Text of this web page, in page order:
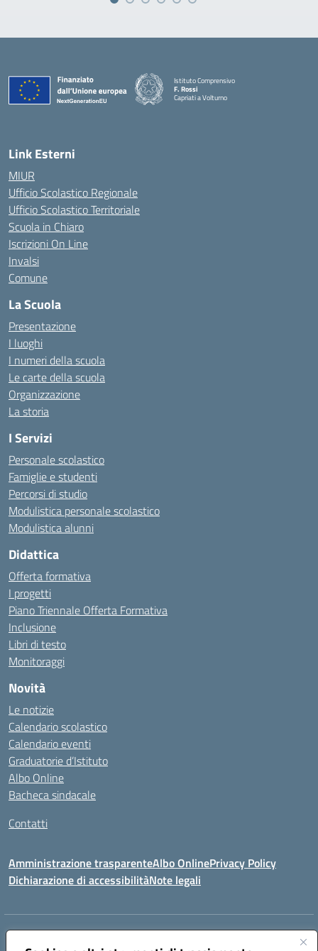
Istituto Comprensivo
F. Rossi
Capriati a Volturno
— Visita la pagina iniziale della scuola
Link Esterni
MIUR
Ufficio Scolastico Regionale
Ufficio Scolastico Territoriale
Scuola in Chiaro
Iscrizioni On Line
Invalsi
Comune
La Scuola
Presentazione
I luoghi
I numeri della scuola
Le carte della scuola
Organizzazione
La storia
I Servizi
Personale scolastico
Famiglie e studenti
Percorsi di studio
Modulistica personale scolastico
Modulistica alunni
Didattica
Offerta formativa
I progetti
Piano Triennale Offerta Formativa
Inclusione
Libri di testo
Monitoraggi
Novità
Le notizie
Calendario scolastico
Calendario eventi
Graduatorie d’Istituto
Albo Online
Bacheca sindacale
Contatti
Amministrazione trasparenteAlbo OnlinePrivacy Policy
Dichiarazione di accessibilitàNote legali
Indirizzo: